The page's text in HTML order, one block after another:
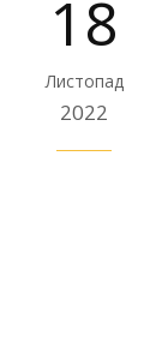
18
Листопад
2022